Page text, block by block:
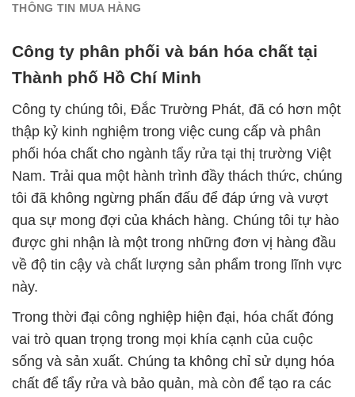
THÔNG TIN MUA HÀNG
Công ty phân phối và bán hóa chất tại
Thành phố Hồ Chí Minh
Công ty chúng tôi, Đắc Trường Phát, đã có hơn một
thập kỷ kinh nghiệm trong việc cung cấp và phân
phối hóa chất cho ngành tẩy rửa tại thị trường Việt
Nam. Trải qua một hành trình đầy thách thức, chúng
tôi đã không ngừng phấn đấu để đáp ứng và vượt
qua sự mong đợi của khách hàng. Chúng tôi tự hào
được ghi nhận là một trong những đơn vị hàng đầu
về độ tin cậy và chất lượng sản phẩm trong lĩnh vực
này.
Trong thời đại công nghiệp hiện đại, hóa chất đóng
vai trò quan trọng trong mọi khía cạnh của cuộc
sống và sản xuất. Chúng ta không chỉ sử dụng hóa
chất để tẩy rửa và bảo quản, mà còn để tạo ra các